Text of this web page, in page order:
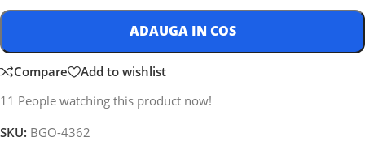
ADAUGA IN COS
Compare
Add to wishlist
11 People watching this product now!
SKU: BGO-4362